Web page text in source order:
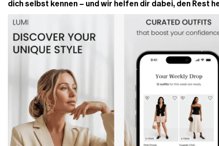
dich selbst kennen – und wir helfen dir dabei, den Rest